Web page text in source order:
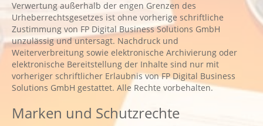
Verwertung außerhalb der engen Grenzen des
Urheberrechtsgesetzes ist ohne vorherige schriftliche
Zustimmung von FP Digital Business Solutions GmbH
unzulässig und untersagt. Nachdruck und
Weiterverbreitung sowie elektronische Archivierung oder
elektronische Bereitstellung der Inhalte sind nur mit
vorheriger schriftlicher Erlaubnis von FP Digital Business
Solutions GmbH gestattet. Alle Rechte vorbehalten.
Marken und Schutzrechte